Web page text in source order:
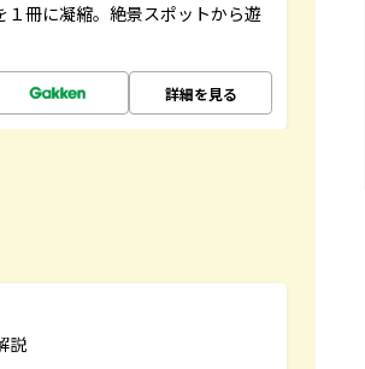
冊に凝縮。絶景スポットから遊
詳細を見る
説